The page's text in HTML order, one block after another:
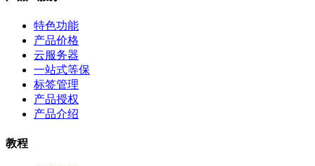
特色功能
产品价格
云服务器
一站式等保
标签管理
产品授权
产品介绍
教程